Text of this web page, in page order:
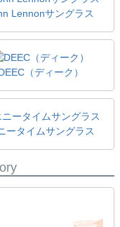
Lennonサングラス
（ディーク）
ータイムサングラス